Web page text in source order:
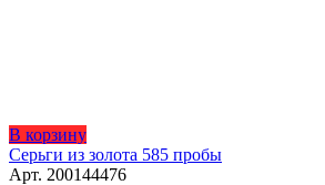
В корзину
Серьги из золота 585 пробы
Арт. 200144476